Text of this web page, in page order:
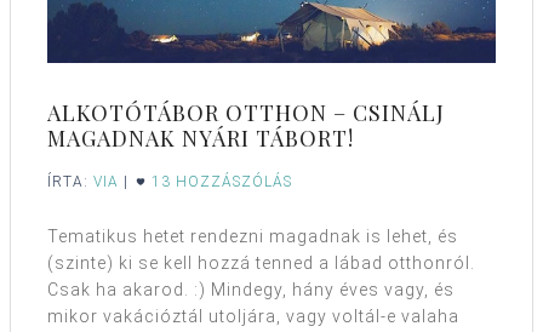
ALKOTÓTÁBOR OTTHON – CSINÁLJ
MAGADNAK NYÁRI TÁBORT!
ÍRTA: VIA 13 HOZZÁSZÓLÁS
Tematikus hetet rendezni magadnak is lehet, és
(szinte) ki se kell hozzá tenned a lábad otthonról.
Csak ha akarod. :) Mindegy, hány éves vagy, és
mikor vakációztál utoljára, vagy voltál-e valaha